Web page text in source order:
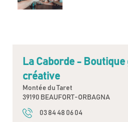
La Caborde -
créative
Montée du Taret
39190 BEAUFORT-ORBAGNA
03 84 48 06 04